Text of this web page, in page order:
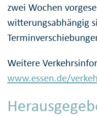
zwei Wochen
witterungsabhängig
Weitere
www.essen.de/